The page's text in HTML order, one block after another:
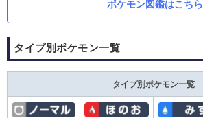
ポケモン図鑑はこちら
タイプ別ポケモン一覧
タイプ別ポケモン一覧